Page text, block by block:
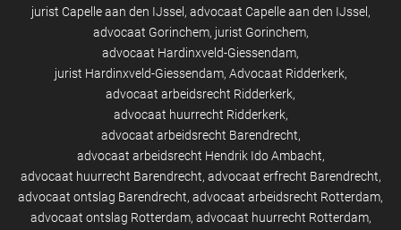
jurist Capelle aan den IJssel advocaat Capelle aan den IJssel
advocaat Gorinchem jurist Gorinchem
advocaat Hardinxveld-Giessendam
jurist Hardinxveld-Giessendam Advocaat Ridderkerk
advocaat arbeidsrecht Ridderkerk
advocaat huurrecht Ridderkerk
advocaat arbeidsrecht Barendrecht
advocaat arbeidsrecht Hendrik Ido Ambacht
advocaat huurrecht Barendrecht advocaat erfrecht Barendrecht
advocaat ontslag Barendrecht advocaat arbeidsrecht Rotterdam
advocaat ontslag Rotterdam advocaat huurrecht Rotterdam